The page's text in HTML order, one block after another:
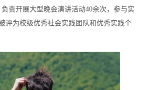
责开展大型晚会演讲活动40余次，参与实
评为校级优秀社会实践团队和优秀实践个